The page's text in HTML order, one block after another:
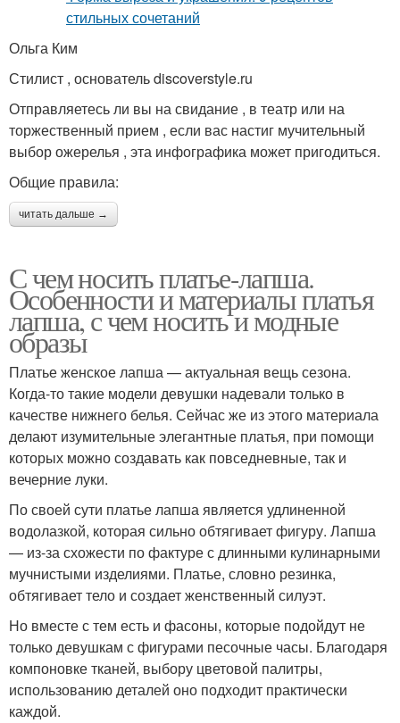
Ольга Ким
Стилист , основатель discoverstyle.ru
Отправляетесь ли вы на свидание , в театр или на
торжественный прием , если вас настиг мучительный
выбор ожерелья , эта инфографика может пригодиться.
Общие правила:
читать дальше →
С чем носить платье-лапша.
Особенности и материалы платья
лапша, с чем носить и модные
образы
Платье женское лапша — актуальная вещь сезона.
Когда-то такие модели девушки надевали только в
качестве нижнего белья. Сейчас же из этого материала
делают изумительные элегантные платья, при помощи
которых можно создавать как повседневные, так и
вечерние луки.
По своей сути платье лапша является удлиненной
водолазкой, которая сильно обтягивает фигуру. Лапша
— из-за схожести по фактуре с длинными кулинарными
мучнистыми изделиями. Платье, словно резинка,
обтягивает тело и создает женственный силуэт.
Но вместе с тем есть и фасоны, которые подойдут не
только девушкам с фигурами песочные часы. Благодаря
компоновке тканей, выбору цветовой палитры,
использованию деталей оно подходит практически
каждой.